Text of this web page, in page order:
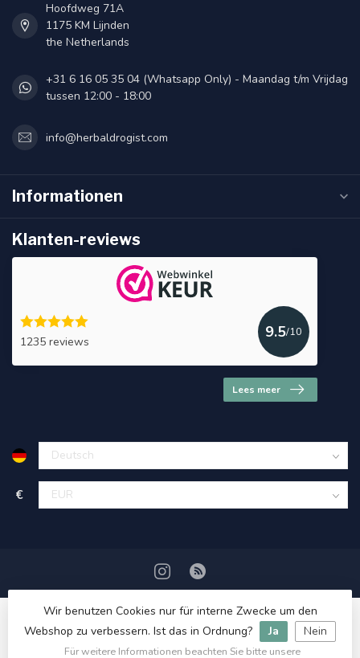
Hoofdweg 71A
1175 KM Lijnden
the Netherlands
+31 6 16 05 35 04 (Whatsapp Only) - Maandag t/m Vrijdag
tussen 12:00 - 18:00
info@herbaldrogist.com
Informationen
Klanten-reviews
1235 reviews
9.5/10
Lees meer
€
Wir benutzen Cookies nur für interne Zwecke um den
Webshop zu verbessern. Ist das in Ordnung?
Ja Nein
Für weitere Informationen beachten Sie bitte unsere